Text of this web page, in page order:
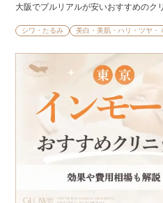
大阪でプルリアルが安いおすすめのク
シワ・たるみ 美白・美肌・ハリ・ツヤ・